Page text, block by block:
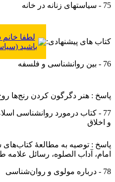
75 - سیاستهای زنانه در خانه
کتاب های پیشنهادی:
لطفا
باشید
76 - بین روانشناسی و فلسفه
پاسخ : هنر دگرگون کردن رنج‌ها
77 - کتاب درمورد روانشناسی
و اخلاق
پاسخ : توصیه به مطالعۀ
امام، آداب الصلوه، رسائل علامه
78 - درباره مولوی و روان‌شناسی